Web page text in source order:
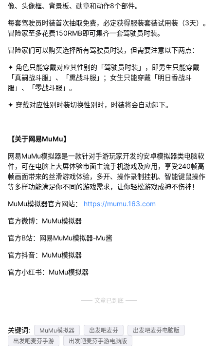
像、头像框、背景板、勋章和动作8个部件。
每套驾驶员时装首次抽取免费，必定获得服装套装试用装（3天）。
冒险家至多花费150RMB即可集齐一套驾驶员时装。
冒险家们可以购买选择所有驾驶员时装，但需要注意以下两点：
✦ 角色只能穿戴对应其性别的「驾驶员时装」，即男生只能穿戴
「真嗣战斗服」、「熏战斗服」；女生只能穿戴「明日香战斗
服」、「零战斗服」。
✦ 穿戴对应性别时装切换性别时，时装将会自动卸下。
【关于网易MuMu】
网易MuMu模拟器是一款针对手游玩家开发的安卓模拟器类电脑软
件，可在电脑上大屏体验市面主流手机游戏及应用，享受240帧高
帧画面带来的丝滑游戏体验，多开、操作录制挂机、智能键鼠操作
等多样功能满足你不同的游戏需求，让你轻松游戏成神不伤神！
MuMu模拟器官方网站： https://mumu.163.com
官方微博：MuMu模拟器
官方B站：网易MuMu模拟器-Mu酱
官方抖音：MuMu模拟器
官方小红书：MuMu模拟器
文章已到底
关键词: MuMu模拟器 出发吧麦芬
出发吧麦芬电脑版
出发吧麦芬手游
出发吧麦芬手游电脑版